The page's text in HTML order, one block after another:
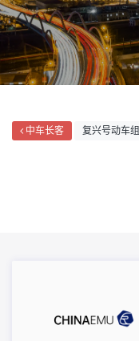
中车长客 复兴号动车组